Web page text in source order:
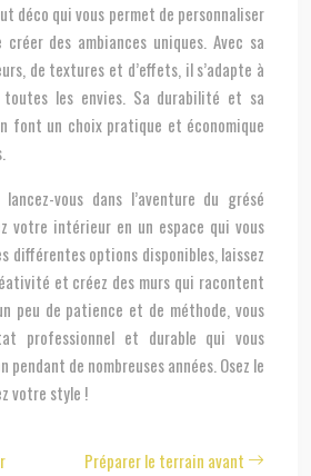
déco qui vous permet de personnaliser
des ambiances uniques. Avec sa
de textures et d’effets, il s’adapte à
les envies. Sa durabilité et sa
font un choix pratique et économique
lancez-vous dans l’aventure du grésé
votre intérieur en un espace qui vous
différentes options disponibles, laissez
et créez des murs qui racontent
peu de patience et de méthode, vous
professionnel et durable qui vous
de nombreuses années. Osez le
votre style !
Préparer le terrain avant